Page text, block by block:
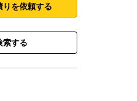
を依頼する
索する